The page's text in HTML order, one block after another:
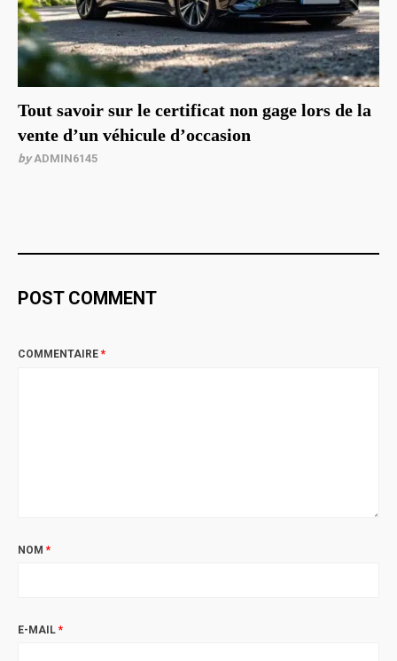
Tout savoir sur le certificat non gage lors de la
vente d’un véhicule d’occasion
byADMIN6145
POST COMMENT
COMMENTAIRE *
NOM *
E-MAIL *